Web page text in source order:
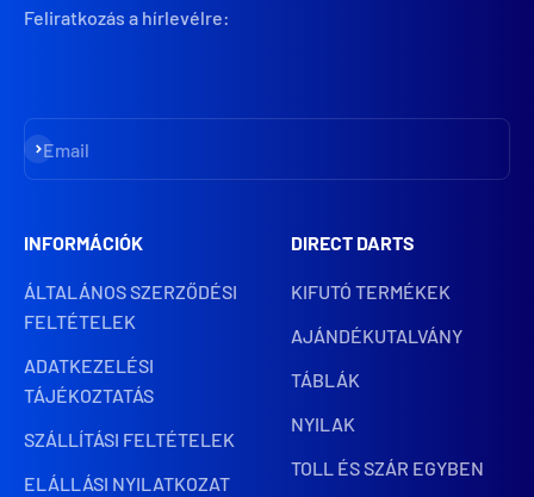
Feliratkozás a hírlevélre:
Email
Iratkozz fel
INFORMÁCIÓK
ÁLTALÁNOS SZERZŐDÉSI
FELTÉTELEK
ADATKEZELÉSI
TÁJÉKOZTATÁS
SZÁLLÍTÁSI FELTÉTELEK
ELÁLLÁSI NYILATKOZAT
DIRECT DARTS
KIFUTÓ TERMÉKEK
AJÁNDÉKUTALVÁNY
TÁBLÁK
NYILAK
TOLL ÉS SZÁR EGYBEN